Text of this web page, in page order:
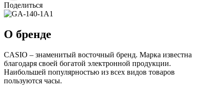
Поделиться
О бренде
CASIO – знаменитый восточный бренд. Марка известна
благодаря своей богатой электронной продукции.
Наибольшей популярностью из всех видов товаров
пользуются часы.